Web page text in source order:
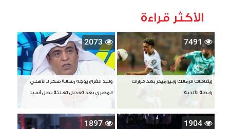
الأكثر قراءة
7491
إيقافات الزمالك وبيراميدز بعد قرارات
رابطة الأندية
2073
وليد الفراج يوجه رسالة شكر لـ الأهلي
المصري بعد تعديل تهنئة بطل آسيا
1904
1897